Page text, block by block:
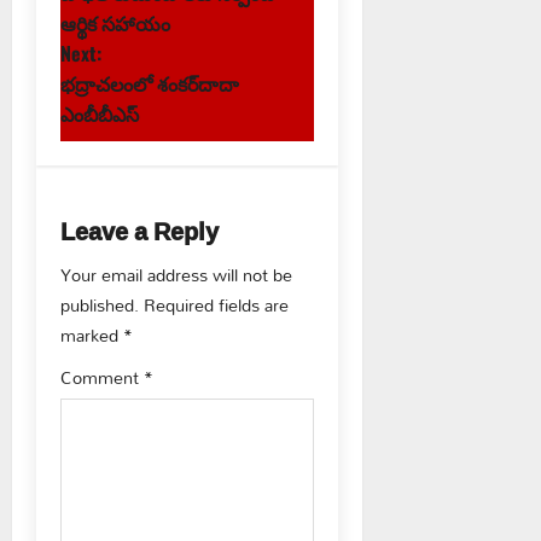
o
s
t
a
v
i
g
ఆర్థిక సహాయం
Next:
భద్రాచలంలో శంకర్‌దాదా
ఎంబీబీఎస్
Leave a Reply
Your email address will not be
published. Required fields are
marked*
Comment*